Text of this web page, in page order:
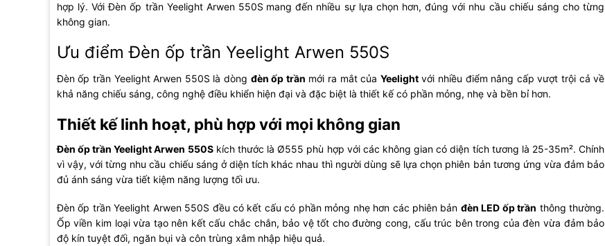
hợp lý. Với Đèn ốp trần Yeelight Arwen 550S mang đến nhiều sự lựa chọn hơn, đúng với nhu cầu chiếu sáng cho từng
không gian.
Ưu điểm Đèn ốp trần Yeelight Arwen 550S
Đèn ốp trần Yeelight Arwen 550S là dòng đèn ốp trần mới ra mắt của Yeelightvới nhiều điểm nâng cấp vượt trội cả về
khả năng chiếu sáng, công nghệ điều khiển hiện đại và đặc biệt là thiết kế có phần mỏng, nhẹ và bền bỉ hơn.
Thiết kế linh hoạt, phù hợp với mọi không gian
Đèn ốp trần Yeelight Arwen 550Skích thước là Ø555 phù hợp với các không gian có diện tích tương là 25-35m². Chính
vì vậy, với từng nhu cầu chiếu sáng ở diện tích khác nhau thì người dùng sẽ lựa chọn phiên bản tương ứng vừa đảm bảo
đủ ánh sáng vừa tiết kiệm năng lượng tối ưu.
Đèn ốp trần Yeelight Arwen 550S đều có kết cấu có phần mỏng nhẹ hơn các phiên bản đèn LED ốp trần thông thường.
Ốp viền kim loại vừa tạo nên kết cấu chắc chắn, bảo vệ tốt cho đường cong, cấu trúc bên trong của đèn vừa đảm bảo
độ kín tuyệt đối, ngăn bụi và côn trùng xâm nhập hiệu quả.